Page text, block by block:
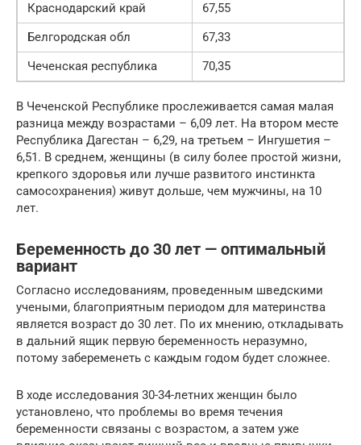
Краснодарский край
67,55
Белгородская обл
67,33
Чеченская республика
70,35
В Чеченской Республике прослеживается самая малая
разница между возрастами – 6,09 лет. На втором месте
Республика Дагестан – 6,29, на третьем – Ингушетия –
6,51. В среднем, женщины (в силу более простой жизни,
крепкого здоровья или лучше развитого инстинкта
самосохранения) живут дольше, чем мужчины, на 10
лет.
Беременность до 30 лет — оптимальный
вариант
Согласно исследованиям, проведенным шведскими
учеными, благоприятным периодом для материнства
является возраст до 30 лет. По их мнению, откладывать
в дальний ящик первую беременность неразумно,
потому забеременеть с каждым годом будет сложнее.
В ходе исследования 30-34-летних женщин было
установлено, что проблемы во время течения
беременности связаны с возрастом, а затем уже